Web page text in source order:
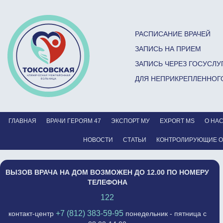
ГЛАВНАЯ ВРАЧИ ГЕРОЯМ 47 ЭКСПОРТ МУ EXPORT MS О НАС
НОВОСТИ СТАТЬИ КОНТРОЛИРУЮЩИЕ
РАСПИСАНИЕ ВРАЧЕЙ
ЗАПИСЬ НА ПРИЕМ
ЗАПИСЬ ЧЕРЕЗ
ДЛЯ
ВЫЗОВ ВРАЧА НА ДОМ ВОЗМОЖЕН ДО 12.00 ПО НОМЕРУ
ТЕЛЕФОНА
122
контакт-центр +7 (812) 383-59-95понедельник - пятница с